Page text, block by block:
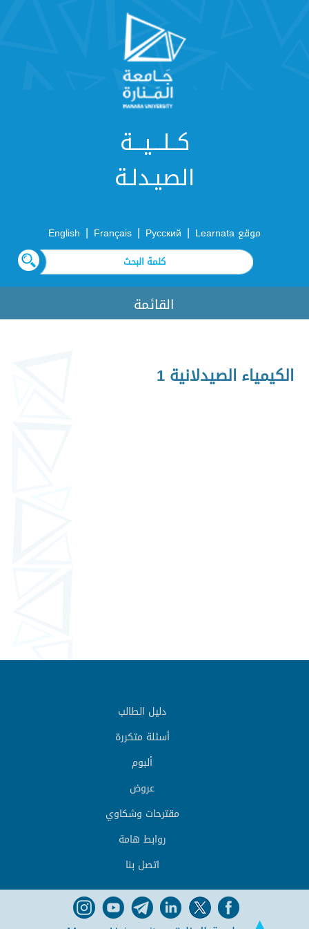
كــلـــيـــة
الصيـدلـة
موقع Learnata |
Русский
|
Français
|
English
القائمة
الكيمياء الصيدلانية 1
دليل الطالب
أسئلة متكررة
ألبوم
عروض
مقترحات وشكاوي
روابط هامة
اتصل بنا